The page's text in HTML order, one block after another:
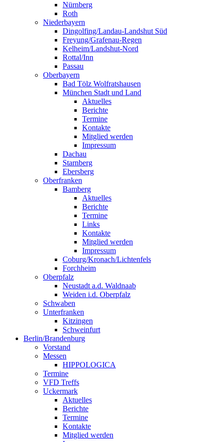
Nürnberg
Roth
Niederbayern
Dingolfing/Landau-Landshut Süd
Freyung/Grafenau-Regen
Kelheim/Landshut-Nord
Rottal/Inn
Passau
Oberbayern
Bad Tölz Wolfratshausen
München Stadt und Land
Aktuelles
Berichte
Termine
Kontakte
Mitglied werden
Impressum
Dachau
Starnberg
Ebersberg
Oberfranken
Bamberg
Aktuelles
Berichte
Termine
Links
Kontakte
Mitglied werden
Impressum
Coburg/Kronach/Lichtenfels
Forchheim
Oberpfalz
Neustadt a.d. Waldnaab
Weiden i.d. Oberpfalz
Schwaben
Unterfranken
Kitzingen
Schweinfurt
Berlin/Brandenburg
Vorstand
Messen
HIPPOLOGICA
Termine
VFD Treffs
Uckermark
Aktuelles
Berichte
Termine
Kontakte
Mitglied werden